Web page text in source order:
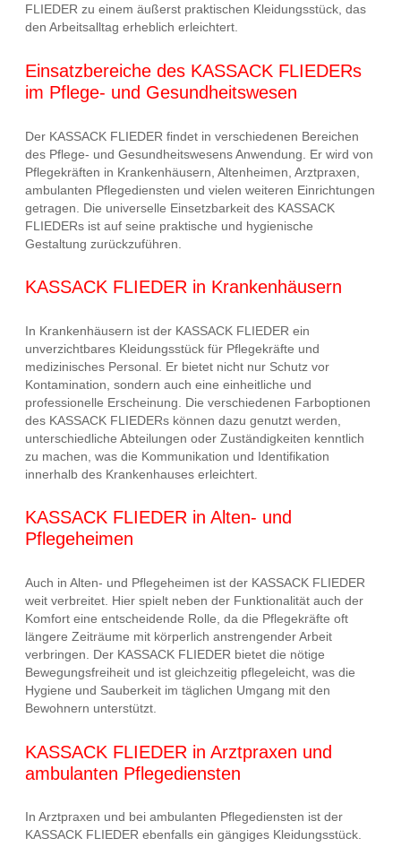
FLIEDER zu einem äußerst praktischen Kleidungsstück, das
den Arbeitsalltag erheblich erleichtert.
Einsatzbereiche des KASSACK FLIEDERs
im Pflege- und Gesundheitswesen
Der KASSACK FLIEDER findet in verschiedenen Bereichen
des Pflege- und Gesundheitswesens Anwendung. Er wird von
Pflegekräften in Krankenhäusern, Altenheimen, Arztpraxen,
ambulanten Pflegediensten und vielen weiteren Einrichtungen
getragen. Die universelle Einsetzbarkeit des KASSACK
FLIEDERs ist auf seine praktische und hygienische
Gestaltung zurückzuführen.
KASSACK FLIEDER in Krankenhäusern
In Krankenhäusern ist der KASSACK FLIEDER ein
unverzichtbares Kleidungsstück für Pflegekräfte und
medizinisches Personal. Er bietet nicht nur Schutz vor
Kontamination, sondern auch eine einheitliche und
professionelle Erscheinung. Die verschiedenen Farboptionen
des KASSACK FLIEDERs können dazu genutzt werden,
unterschiedliche Abteilungen oder Zuständigkeiten kenntlich
zu machen, was die Kommunikation und Identifikation
innerhalb des Krankenhauses erleichtert.
KASSACK FLIEDER in Alten- und
Pflegeheimen
Auch in Alten- und Pflegeheimen ist der KASSACK FLIEDER
weit verbreitet. Hier spielt neben der Funktionalität auch der
Komfort eine entscheidende Rolle, da die Pflegekräfte oft
längere Zeiträume mit körperlich anstrengender Arbeit
verbringen. Der KASSACK FLIEDER bietet die nötige
Bewegungsfreiheit und ist gleichzeitig pflegeleicht, was die
Hygiene und Sauberkeit im täglichen Umgang mit den
Bewohnern unterstützt.
KASSACK FLIEDER in Arztpraxen und
ambulanten Pflegediensten
In Arztpraxen und bei ambulanten Pflegediensten ist der
KASSACK FLIEDER ebenfalls ein gängiges Kleidungsstück.